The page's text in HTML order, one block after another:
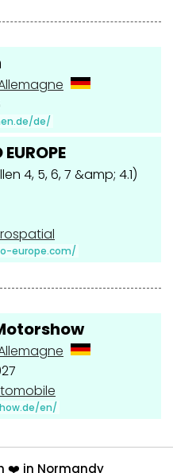
de/
4, 5, 6, 7 &amp; 4.1)
europe.com/
en/
❤️ in Normandy